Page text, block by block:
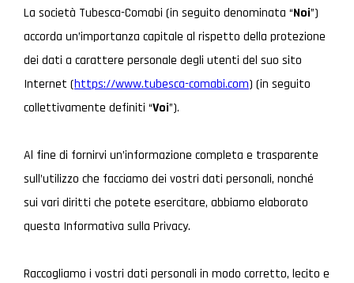
La società Tubesca-Comabi (in seguito denominata “Noi”)
accorda un’importanza capitale al rispetto della protezione
dei dati a carattere personale degli utenti del suo sito
Internet (https://www.tubesca-comabi.com) (in seguito
collettivamente definiti “Voi”).
Al fine di fornirvi un’informazione completa e trasparente
sull’utilizzo che facciamo dei vostri dati personali, nonché
sui vari diritti che potete esercitare, abbiamo elaborato
questa Informativa sulla Privacy.
Raccogliamo i vostri dati personali in modo corretto, lecito e